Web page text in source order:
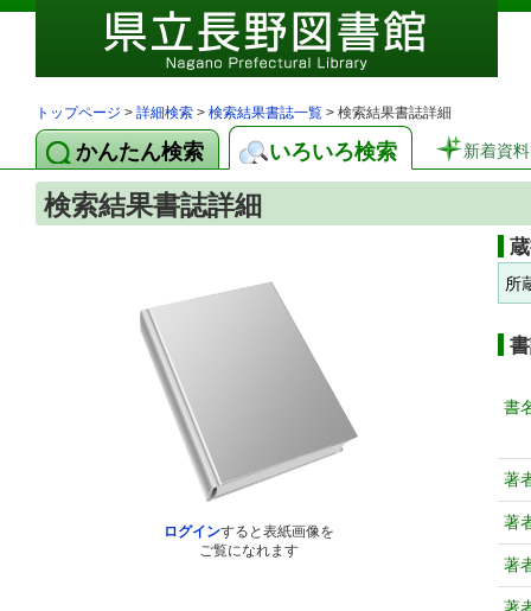
トップページ > 詳細検索 > 検索結果書誌一覧 > 検索結果書誌詳細
かんたん検索 いろいろ検索 新着資料
検索結果書誌詳細
ログインすると表紙画像を
ご覧になれます
所
書
著
著
著